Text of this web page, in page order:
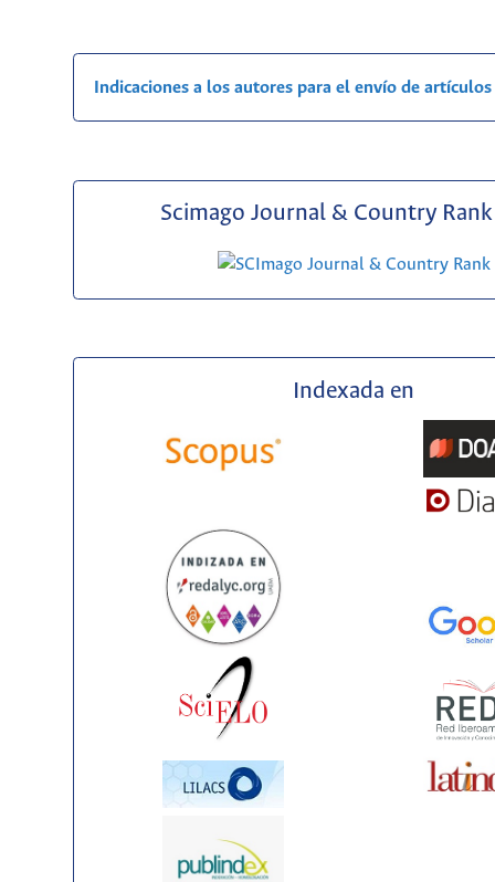
Indicaciones a los autores para el envío de artículos
Scimago Journal & Country Rank
Indexada en